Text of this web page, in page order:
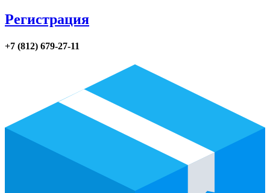
Регистрация
+7 (812) 679-27-11